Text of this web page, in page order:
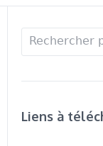
Liens à